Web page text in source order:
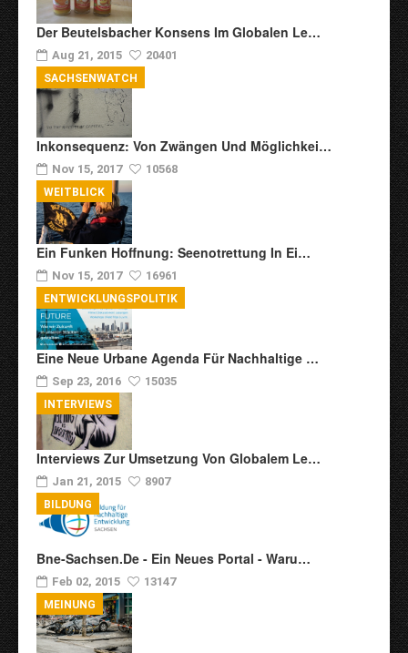
Der Beutelsbacher Konsens Im Globalen Le…
Aug 21, 2015 20401
Inkonsequenz: Von Zwängen Und Möglichkei…
Nov 15, 2017 10568
SACHSENWATCH
Ein Funken Hoffnung: Seenotrettung In Ei…
Nov 15, 2017 16961
WEITBLICK
Eine Neue Urbane Agenda Für Nachhaltige …
Sep 23, 2016 15035
ENTWICKLUNGSPOLITIK
Interviews Zur Umsetzung Von Globalem Le…
Jan 21, 2015 8907
INTERVIEWS
Bne-Sachsen.de - Ein Neues Portal - Waru…
Feb 02, 2015 13147
BILDUNG
MEINUNG